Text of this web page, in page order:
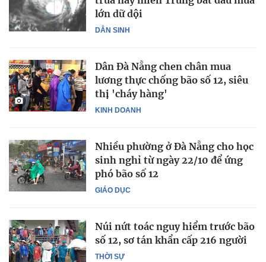
DÂN SINH
lớn dữ dội
KINH DOANH
Dân Đà Nẵng chen chân mua
lương thực chống bão số 12, siêu
thị 'cháy hàng'
GIÁO DỤC
Nhiều phường ở Đà Nẵng cho học
sinh nghỉ từ ngày 22/10 để ứng
phó bão số 12
THỜI SỰ
Núi nứt toác nguy hiểm trước bão
số 12, sơ tán khẩn cấp 216 người